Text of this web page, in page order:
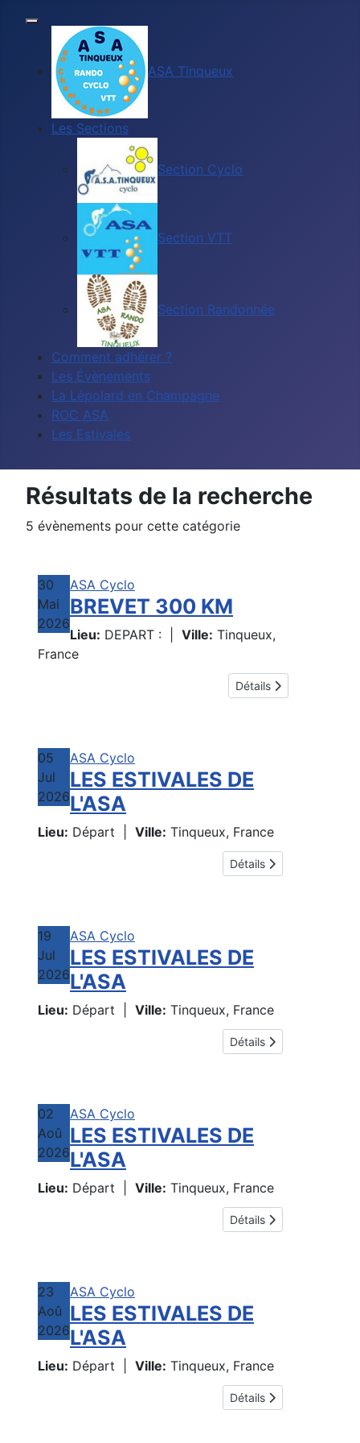
ASA Tinqueux
Les Sections
Section Cyclo
Section VTT
Section Randonnée
Comment adhérer ?
Les Évènements
La Lépolard en Champagne
ROC ASA
Les Estivales
Résultats de la recherche
5 évènements pour cette catégorie
30
Mai
2026
ASA Cyclo
BREVET 300 KM
Lieu: DEPART : Ville: Tinqueux,
France
Détails
05
Jul
2026
ASA Cyclo
LES ESTIVALES DE
L'ASA
Lieu: Départ Ville: Tinqueux, France
Détails
19
Jul
2026
ASA Cyclo
LES ESTIVALES DE
L'ASA
Lieu: Départ Ville: Tinqueux, France
Détails
02
Aoû
2026
ASA Cyclo
LES ESTIVALES DE
L'ASA
Lieu: Départ Ville: Tinqueux, France
Détails
23
Aoû
2026
ASA Cyclo
LES ESTIVALES DE
L'ASA
Lieu: Départ Ville: Tinqueux, France
Détails